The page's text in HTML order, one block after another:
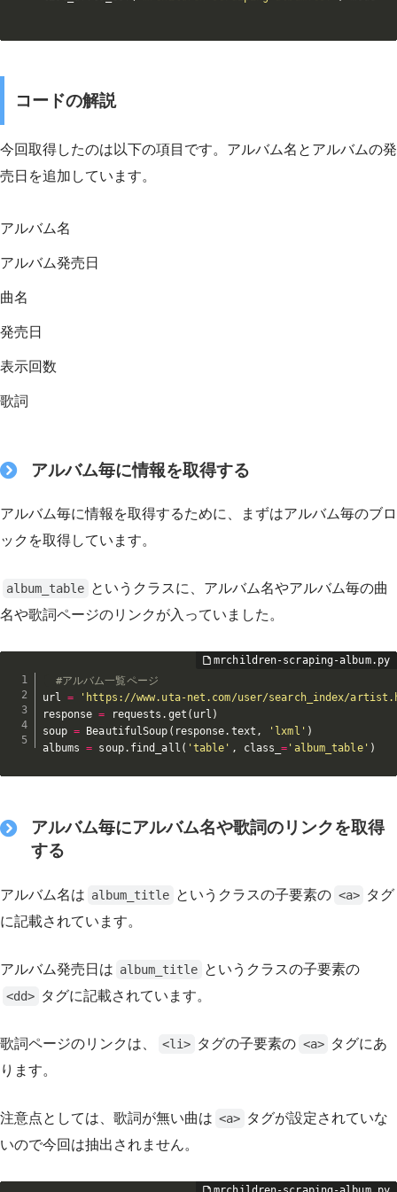
コードの解説
今回取得したのは以下の項目です。アルバム名とアルバムの発
売日を追加しています。
アルバム名
アルバム発売日
曲名
発売日
表示回数
歌詞
アルバム毎に情報を取得する
アルバム毎に情報を取得するために、まずはアルバム毎のブロ
ックを取得しています。
album_table というクラスに、アルバム名やアルバム毎の曲
名や歌詞ページのリンクが入っていました。
#アルバム一覧ページ
url =
'https://www.uta-net.com/user/search_index/
response = requests . get ( url )
soup = BeautifulSoup ( response. text , 'lxml' )
albums = soup. find_all ( 'table' , class_= 'album_table' )
アルバム毎にアルバム名や歌詞のリンクを取得
する
アルバム名は album_title というクラスの子要素の <a> タグ
に記載されています。
アルバム発売日は album_title というクラスの子要素の
<dd> タグに記載されています。
歌詞ページのリンクは、 <li> タグの子要素の <a> タグにあ
ります。
注意点としては、歌詞が無い曲は <a> タグが設定されていな
いので今回は抽出されません。